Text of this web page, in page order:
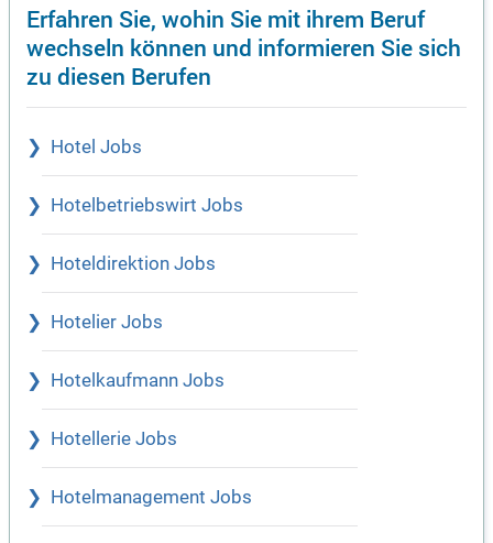
Erfahren Sie, wohin Sie mit ihrem Beruf
wechseln können und informieren Sie sich
zu diesen Berufen
Hotel Jobs
Hotelbetriebswirt Jobs
Hoteldirektion Jobs
Hotelier Jobs
Hotelkaufmann Jobs
Hotellerie Jobs
Hotelmanagement Jobs